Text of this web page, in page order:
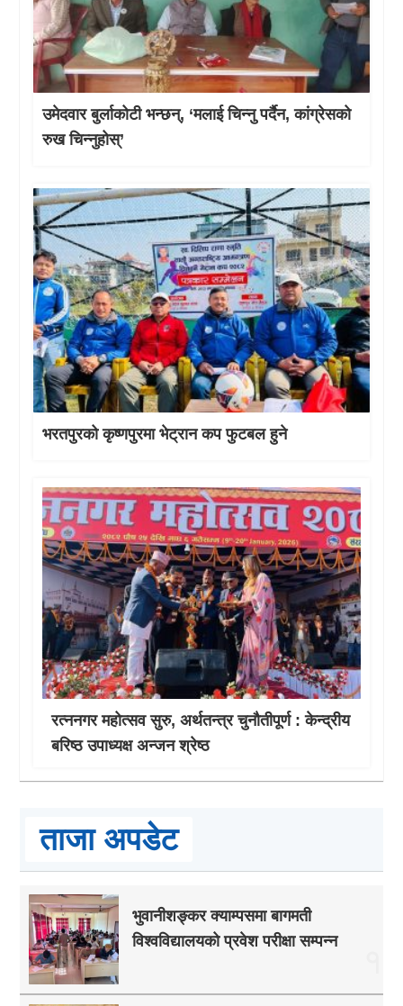
उमेदवार बुर्लाकोटी भन्छन्, ‘मलाई चिन्नु पर्दैन, कांग्रेसको
रुख चिन्नुहोस्’
भरतपुरको कृष्णपुरमा भेट्रान कप फुटबल हुने
रत्ननगर महोत्सव सुरु, अर्थतन्त्र चुनौतीपूर्ण : केन्द्रीय
बरिष्ठ उपाध्यक्ष अन्जन श्रेष्ठ
ताजा अपडेट
भुवानीशङ्कर क्याम्पसमा बागमती
विश्वविद्यालयको प्रवेश परीक्षा सम्पन्न